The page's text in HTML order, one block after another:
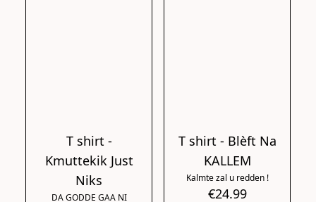
T shirt -
Kmuttekik Just
Niks
DA GODDE GAA NI
T shirt - Blèft Na
KALLEM
Kalmte zal u redden !
€24.99